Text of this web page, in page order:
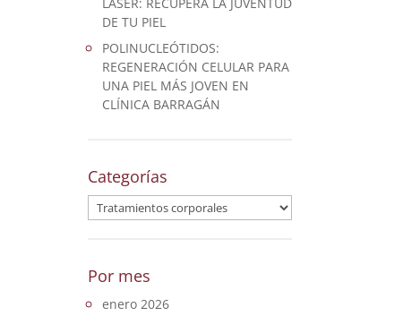
DE TU PIEL
POLINUCLEÓTIDOS:
REGENERACIÓN CELULAR PARA
UNA PIEL MÁS JOVEN EN
CLÍNICA BARRAGÁN
Categorías
Categorías
Por mes
enero 2026